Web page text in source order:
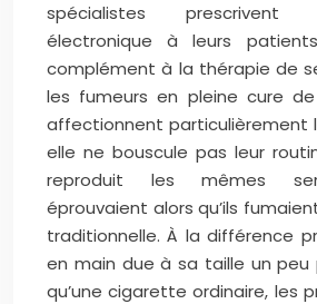
spécialistes
électronique à leurs
complément à la thérapie de
les fumeurs en pleine cure
affectionnent particulièrement
elle ne bouscule pas leur
reproduit les mêmes
éprouvaient alors qu’ils
traditionnelle. À la différence
en main due à sa taille un
qu’une cigarette ordinaire, les